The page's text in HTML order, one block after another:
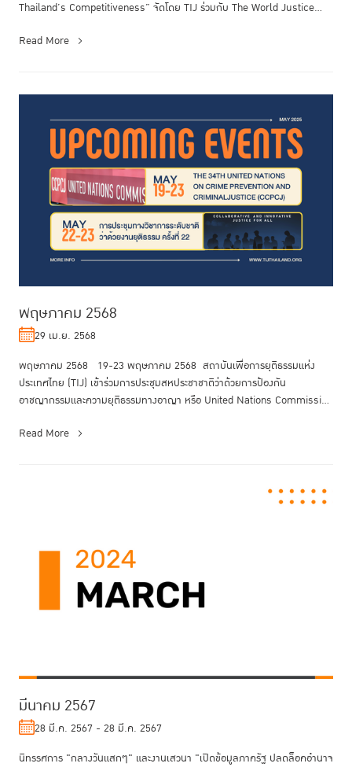
Thailand’s Competitiveness” จัดโดย TIJ ร่วมกับ The World Justice...
Read More
พฤษภาคม 2568
29 เม.ย. 2568
พฤษภาคม 2568 19-23 พฤษภาคม 2568 สถาบันเพื่อการยุติธรรมแห่ง
ประเทศไทย (TIJ) เข้าร่วมการประชุมสหประชาชาติว่าด้วยการป้องกัน
อาชญากรรมและความยุติธรรมทางอาญา หรือ United Nations Commission
Read More
มีนาคม 2567
28 มี.ค. 2567 - 28 มี.ค. 2567
นิทรรศการ "กลางวันแสกๆ" และงานเสวนา "เปิดข้อมูลภาครัฐ ปลดล็อคอำนาจ